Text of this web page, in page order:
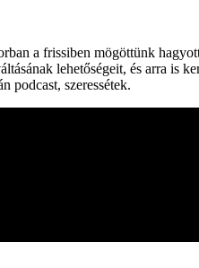
a frissiben mögöttünk
lehetőségeit, és arra is
podcast, szeressétek.